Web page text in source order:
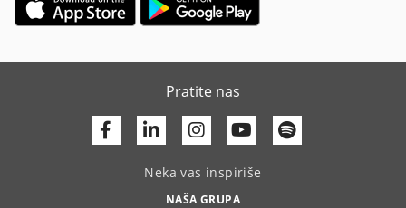
Pratite nas
Facebook
Linkedin Youtube
Neka vas inspiriše
NAŠA GRUPA